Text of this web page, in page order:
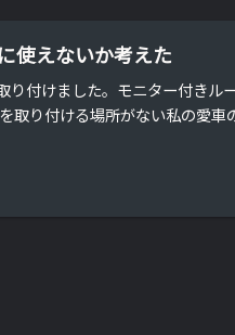
使えないか考えた
付けました。モニター付きル
り付ける場所がない私の愛車